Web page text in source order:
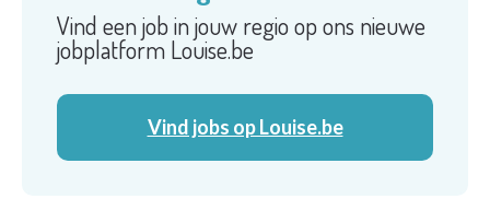
Vind een job in jouw regio op ons nieuwe
jobplatform Louise.be
Vind jobs op Louise.be